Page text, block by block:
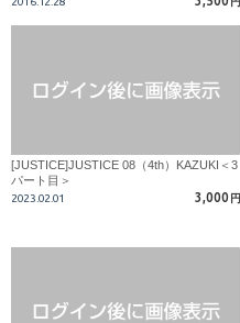
[JUSTICE]JUSTICE 08（4th）KAZUKI＜3
パート目＞
2023.02.01 3,000 円